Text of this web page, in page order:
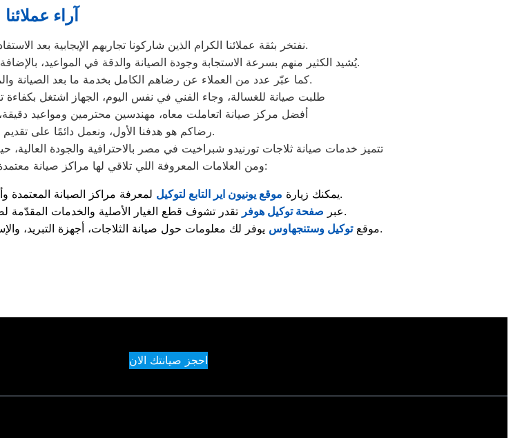
آراء عملائنا
نفتخر بثقة عملائنا الكرام الذين شاركونا تجاربهم الإيجابية بعد الاستفادة من خدمات مركز صيانة وستنجهلوس شبراخيت.
يُشيد الكثير منهم بسرعة الاستجابة وجودة الصيانة والدقة في المواعيد، بالإضافة إلى احترافية الفنيين وحرصهم على استخدام قطع غيار أصلية.
كما عبّر عدد من العملاء عن رضاهم الكامل بخدمة ما بعد الصيانة والمتابعة المستمرة لضمان عمل الأجهزة بكفاءة عالية.
“طلبت صيانة للغسالة، وجاء الفني في نفس اليوم، الجهاز اشتغل بكفاءة
“أفضل مركز صيانة اتعاملت معاه، مهندسين محترمين ومواعيد
رضاكم هو هدفنا الأول، ونعمل دائمًا على تقديم تجربة صيانة ترتقي لتوقعاتكم.
تتميز خدمات صيانة ثلاجات تورنيدو شبراخيت في مصر بالاحترافية والجودة العالية،
ومن العلامات المعروفة اللي تلاقي لها مراكز صيانة معتمدة متخصصة في إصلاح الأجهزة والعناية بها:
: يمكنك زيارة موقع يونيون اير التابع لتوكيل
لمعرفة مراكز الصيانة المعتمدة وأحدث خدمات الدعم الفني.
: عبر صفحة توكيل هوفر
تقدر تشوف قطع الغيار الأصلية والخدمات المقدّمة لصيانة الغسالات والمكنسات وغيرها.
: موقعتوكيل وستنجهاوس يوفر لك معلومات حول صيانة الثلاجات، أجهزة التبريد، والإستشارات الفنية الخاصة بها.
احجز صيانتك الان